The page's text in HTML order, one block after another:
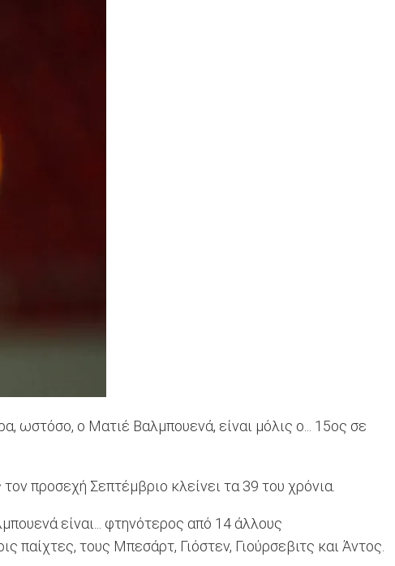
ωστόσο, ο Ματιέ Βαλμπουενά, είναι μόλις ο... 15ος σε
προσεχή Σεπτέμβριο κλείνει τα 39 του χρόνια.
είναι... φτηνότερος από 14 άλλους
παίχτες, τους Μπεσάρτ, Γιόστεν, Γιούρσεβιτς και Άντος.